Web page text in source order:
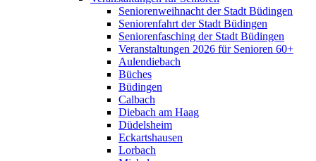
Seniorenweihnacht der Stadt Büdingen
Seniorenfahrt der Stadt Büdingen
Seniorenfasching der Stadt Büdingen
Veranstaltungen 2026 für Senioren 60+
Aulendiebach
Büches
Büdingen
Calbach
Diebach am Haag
Düdelsheim
Eckartshausen
Lorbach